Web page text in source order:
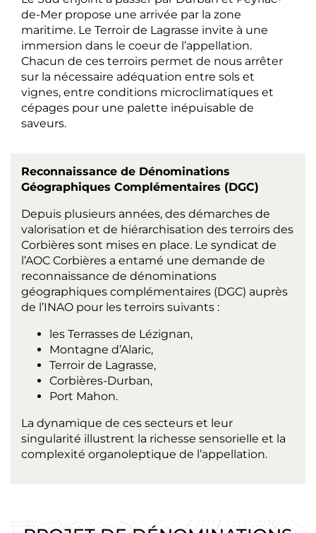
de-Mer propose une arrivée par la zone
maritime. Le Terroir de Lagrasse invite à une
immersion dans le coeur de l’appellation.
Chacun de ces terroirs permet de nous arrêter
sur la nécessaire adéquation entre sols et
vignes, entre conditions microclimatiques et
cépages pour une palette inépuisable de
saveurs.
Reconnaissance de Dénominations
Géographiques Complémentaires (DGC)
Depuis plusieurs années, des démarches de
valorisation et de hiérarchisation des terroirs des
Corbières sont mises en place. Le syndicat de
l’AOC Corbières a entamé une demande de
reconnaissance de dénominations
géographiques complémentaires (DGC) auprès
de l’INAO pour les terroirs suivants :
les Terrasses de Lézignan,
Montagne d’Alaric,
Terroir de Lagrasse,
Corbières-Durban,
Port Mahon.
La dynamique de ces secteurs et leur
singularité illustrent la richesse sensorielle et la
complexité organoleptique de l’appellation.